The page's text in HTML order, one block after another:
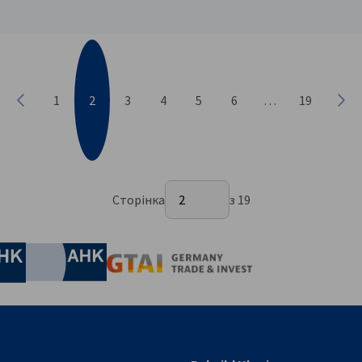
Попередня
1 2 3 4 5 6 … 19
Сторінка 2 з 19
Сторінка
Виберіть сторінку
2 з 19
of Commerce and Industry
Chamber of Commerce and Industry
AHK.de